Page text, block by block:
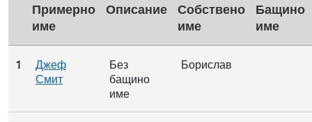
Примерно
име
Описание
Собствено
име
Бащино
име
1
Джеф
Смит
Без
бащино
име
Борислав